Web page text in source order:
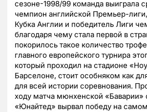
сезоне-1998/99 команда выиграла
чемпион английской Премьер-
Кубка Англии и победитель Лиги
благодаря чему стала первой в
покорилось такое количество
главного европейского турнира
который проходил на стадионе
Барселоне, стоит особняком как
для всей истории соревнования.
ходу матча мюнхенской «Баварии»
«Юнайтед» вырвал победу на